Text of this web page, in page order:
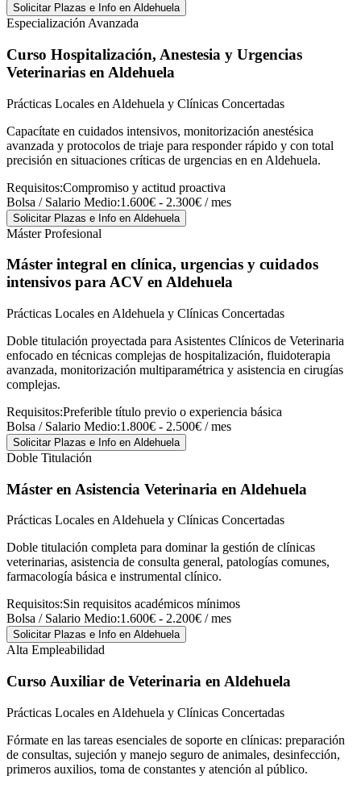
Solicitar Plazas e Info en Aldehuela
Especialización Avanzada
Curso Hospitalización, Anestesia y Urgencias
Veterinarias en Aldehuela
Prácticas Locales en Aldehuela y Clínicas Concertadas
Capacítate en cuidados intensivos, monitorización anestésica
avanzada y protocolos de triaje para responder rápido y con total
precisión en situaciones críticas de urgencias en en Aldehuela.
Requisitos:Compromiso y actitud proactiva
Bolsa / Salario Medio:1.600€ - 2.300€ / mes
Solicitar Plazas e Info en Aldehuela
Máster Profesional
Máster integral en clínica, urgencias y cuidados
intensivos para ACV en Aldehuela
Prácticas Locales en Aldehuela y Clínicas Concertadas
Doble titulación proyectada para Asistentes Clínicos de Veterinaria
enfocado en técnicas complejas de hospitalización, fluidoterapia
avanzada, monitorización multiparamétrica y asistencia en cirugías
complejas.
Requisitos:Preferible título previo o experiencia básica
Bolsa / Salario Medio:1.800€ - 2.500€ / mes
Solicitar Plazas e Info en Aldehuela
Doble Titulación
Máster en Asistencia Veterinaria en Aldehuela
Prácticas Locales en Aldehuela y Clínicas Concertadas
Doble titulación completa para dominar la gestión de clínicas
veterinarias, asistencia de consulta general, patologías comunes,
farmacología básica e instrumental clínico.
Requisitos:Sin requisitos académicos mínimos
Bolsa / Salario Medio:1.600€ - 2.200€ / mes
Solicitar Plazas e Info en Aldehuela
Alta Empleabilidad
Curso Auxiliar de Veterinaria en Aldehuela
Prácticas Locales en Aldehuela y Clínicas Concertadas
Fórmate en las tareas esenciales de soporte en clínicas: preparación
de consultas, sujeción y manejo seguro de animales, desinfección,
primeros auxilios, toma de constantes y atención al público.